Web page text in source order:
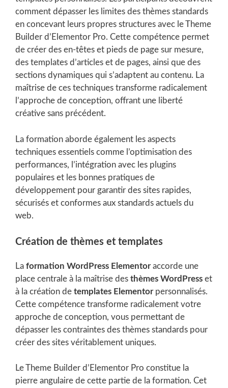
comment dépasser les limites des thèmes standards
en concevant leurs propres structures avec le Theme
Builder d’Elementor Pro. Cette compétence permet
de créer des en-têtes et pieds de page sur mesure,
des templates d’articles et de pages, ainsi que des
sections dynamiques qui s’adaptent au contenu. La
maîtrise de ces techniques transforme radicalement
l’approche de conception, offrant une liberté
créative sans précédent.
La formation aborde également les aspects
techniques essentiels comme l’optimisation des
performances, l’intégration avec les plugins
populaires et les bonnes pratiques de
développement pour garantir des sites rapides,
sécurisés et conformes aux standards actuels du
web.
Création de thèmes et templates
La formation WordPress Elementoraccorde une
place centrale à la maîtrise des thèmes WordPress et
à la création de templates Elementorpersonnalisés.
Cette compétence transforme radicalement votre
approche de conception, vous permettant de
dépasser les contraintes des thèmes standards pour
créer des sites véritablement uniques.
Le Theme Builder d’Elementor Pro constitue la
pierre angulaire de cette partie de la formation. Cet